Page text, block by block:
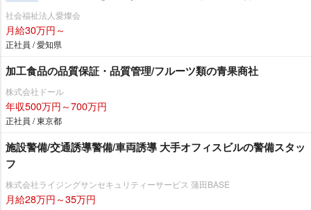
社会福祉法人愛燦会
月給30万円～
正社員 / 愛知県
加工食品の品質保証・品質管理/フルーツ類の青果商社
株式会社ドール
年収500万円～700万円
正社員 / 東京都
施設警備/交通誘導警備/車両誘導 大手オフィスビルの警備スタッ
フ
株式会社ライジングサンセキュリティーサービス 蒲田BASE
月給28万円～35万円